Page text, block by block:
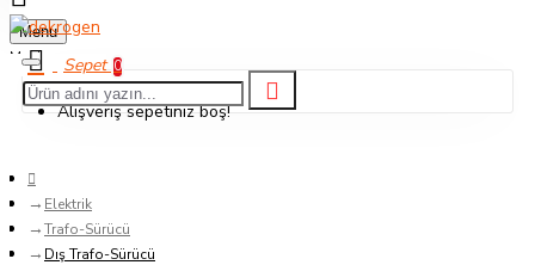
Menu
0
Alışveriş sepetiniz boş!
Elektrik
Trafo-Sürücü
Dış Trafo-Sürücü